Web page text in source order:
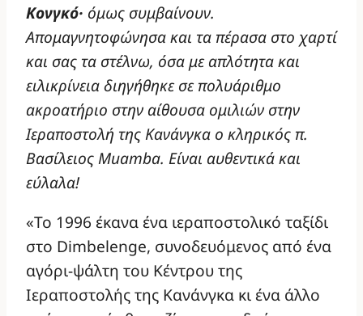
Κονγκό· όμως συμβαίνουν.
Απομαγνητοφώνησα και τα πέρασα στο χαρτί
και σας τα στέλνω, όσα με απλότητα και
ειλικρίνεια διηγήθηκε σε πολυάριθμο
ακροατήριο στην αίθουσα ομιλιών στην
Ιεραποστολή της Κανάνγκα ο κληρικός π.
ΒασίλειοςMuamba. Είναι αυθεντικά και
εύλαλα!
«Το 1996 έκανα ένα ιεραποστολικό ταξίδι
στο Dimbelenge, συνοδευόμενος από ένα
αγόρι-ψάλτη του Κέντρου της
Ιεραποστολής της Κανάνγκα κι ένα άλλο